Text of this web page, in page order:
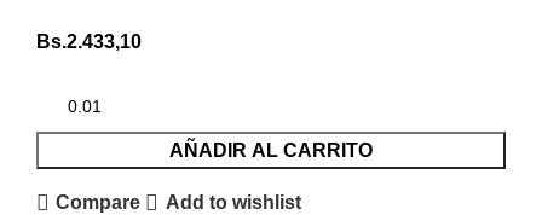
Bs.2.433,10
AÑADIR AL CARRITO
Compare Add to wishlist